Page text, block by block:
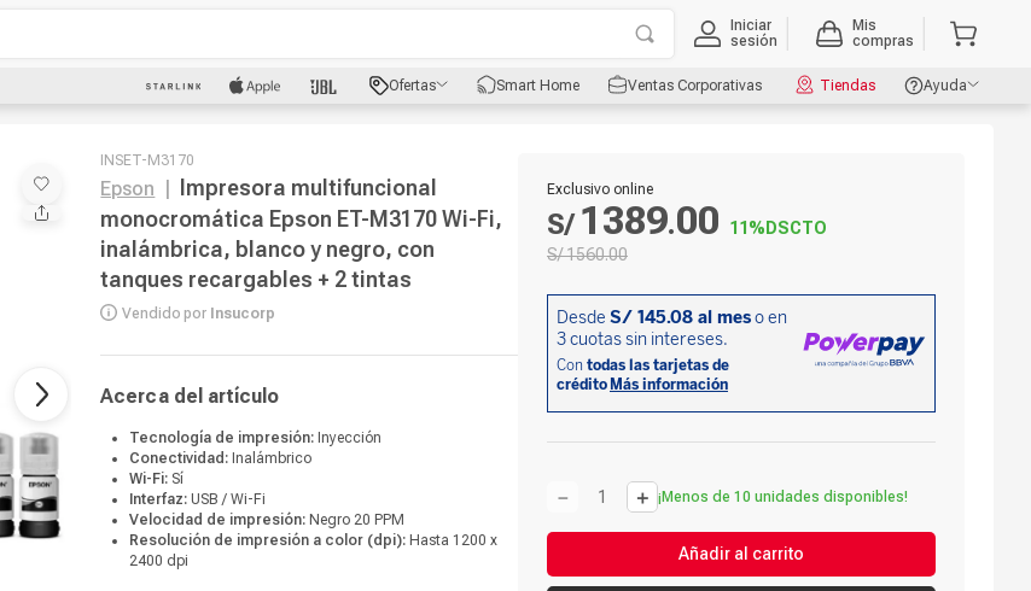
Iniciar
sesión
Mis
compras
Ofertas Smart Home Ventas Corporativas Tiendas
Ayuda
INSET-M3170
Epson
Impresora multifuncional
monocromática Epson ET-M3170 Wi-Fi,
inalámbrica, blanco y negro, con
tanques recargables + 2 tintas
Vendido por Insucorp
Acerca del artículo
Tecnología de impresión: Inyección
Conectividad: Inalámbrico
Wi-Fi: Sí
Interfaz:USB / Wi-Fi
Velocidad de impresión: Negro 20 PPM
Resolución de impresión a color (dpi): Hasta 1200 x
2400 dpi
Exclusivo online
S/ 1389.00 11% DSCTO
S/1560.00
＋
－ ¡Menos de 10 unidades disponibles!
Añadir al carrito